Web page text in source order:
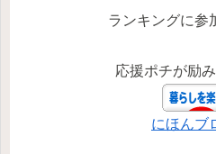
ランキングに参
応援ポチが励
にほんブ